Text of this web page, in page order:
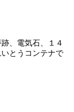
、電気石、１４
とうコンテナで